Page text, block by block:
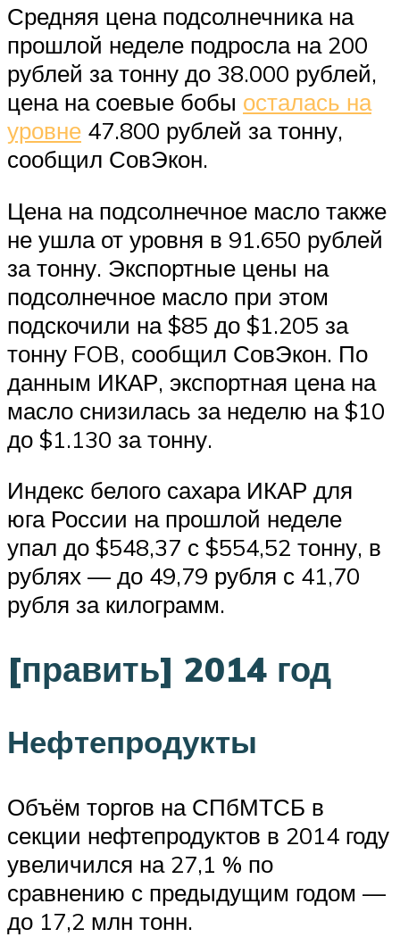
Средняя цена подсолнечника на
прошлой неделе подросла на 200
рублей за тонну до 38.000 рублей,
цена на соевые бобы осталась на
уровне 47.800 рублей за тонну,
сообщил СовЭкон.
Цена на подсолнечное масло также
не ушла от уровня в 91.650 рублей
за тонну. Экспортные цены на
подсолнечное масло при этом
подскочили на $85 до $1.205 за
тонну FOB, сообщил СовЭкон. По
данным ИКАР, экспортная цена на
масло снизилась за неделю на $10
до $1.130 за тонну.
Индекс белого сахара ИКАР для
юга России на прошлой неделе
упал до $548,37 с $554,52 тонну, в
рублях — до 49,79 рубля с 41,70
рубля за килограмм.
[править] 2014 год
Нефтепродукты
Объём торгов на СПбМТСБ в
секции нефтепродуктов в 2014 году
увеличился на 27,1 % по
сравнению с предыдущим годом —
до 17,2 млн тонн.